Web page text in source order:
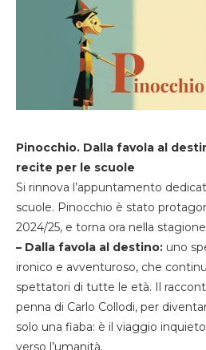
Pinocchio. Dalla favola al
recite per le scuole
Si rinnova l’appuntamento
scuole. Pinocchio è stato
2024/25, e torna ora nella
– Dalla favola al destino: uno
ironico e avventuroso, che
spettatori di tutte le età. Il
penna di Carlo Collodi, per
solo una fiaba: è il viaggio
verso l’umanità.